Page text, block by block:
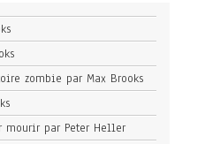
zombie par Max Brooks
mourir par Peter Heller